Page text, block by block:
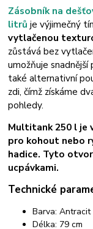
Zásobník na
litrů je výjimečný
vytlačenou
zůstává bez
umožňuje
také alternativní
zdi, čímž získáme
pohledy.
Multitank 250 l je
pro kohout nebo
hadice. Tyto
ucpávkami.
Technické
Barva: Antracit
Délka: 79 cm